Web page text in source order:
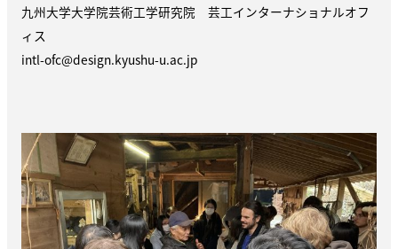
九州大学大学院芸術工学研究院 芸工インターナショナルオフ
ィス
intl-ofc@design.kyushu-u.ac.jp